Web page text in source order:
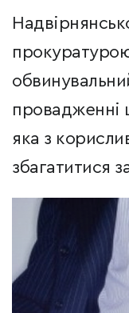
провадженні
яка з
збагатитися